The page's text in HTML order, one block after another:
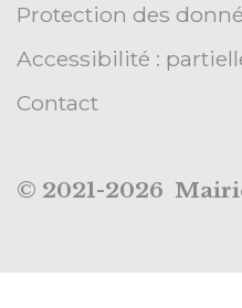
Protection des
Accessibilité :
Contact
© 2021-2026